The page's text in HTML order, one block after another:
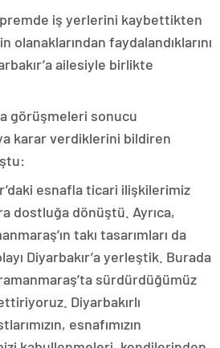
iş yerlerini kaybettikten
faydalandıklarını
ailesiyle birlikte
görüşmeleri sonucu
karar verdiklerini bildiren
esnafla ticari ilişkilerimiz
dostluğa dönüştü. Ayrıca,
takı tasarımları da
Diyarbakır’a yerleştik. Burada
sürdürdüğümüz
Diyarbakırlı
esnafımızın